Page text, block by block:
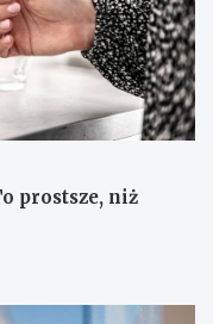
prostsze, niż